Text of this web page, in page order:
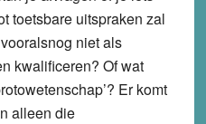
toetsbare uitspraken zal
niet als
kwalificeren? Of wat
Er komt
alleen die